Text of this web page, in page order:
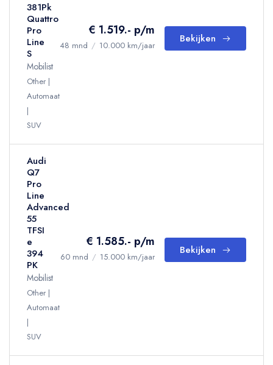
381Pk
Quattro
Pro
Line
S
Mobilist
Other
Automaat
SUV
€ 1.519.- p/m
48 mnd / 10.000 km/jaar
Bekijken
Audi
Q7
Pro
Line
Advanced
55
TFSI
e
394
PK
Mobilist
Other
Automaat
SUV
€ 1.585.- p/m
60 mnd / 15.000 km/jaar
Bekijken